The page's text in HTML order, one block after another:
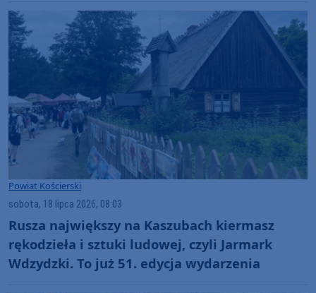
Powiat Kościerski
sobota, 18 lipca 2026, 08:03
Rusza największy na Kaszubach kiermasz
rękodzieła i sztuki ludowej, czyli Jarmark
Wdzydzki. To już 51. edycja wydarzenia